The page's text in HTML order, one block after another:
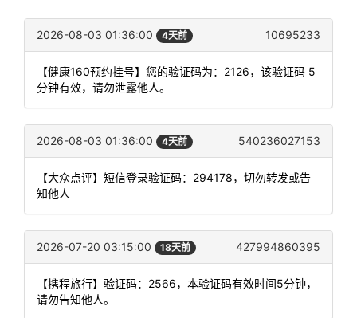
2026-08-03 01:36:00 4天前 10695233
【健康160预约挂号】您的验证码为：2126，该验证码 5
分钟有效，请勿泄露他人。
2026-08-03 01:36:00 4天前 540236027153
【大众点评】短信登录验证码：294178，切勿转发或告
知他人
2026-07-20 03:15:00 18天前 427994860395
【携程旅行】验证码：2566，本验证码有效时间5分钟，
请勿告知他人。